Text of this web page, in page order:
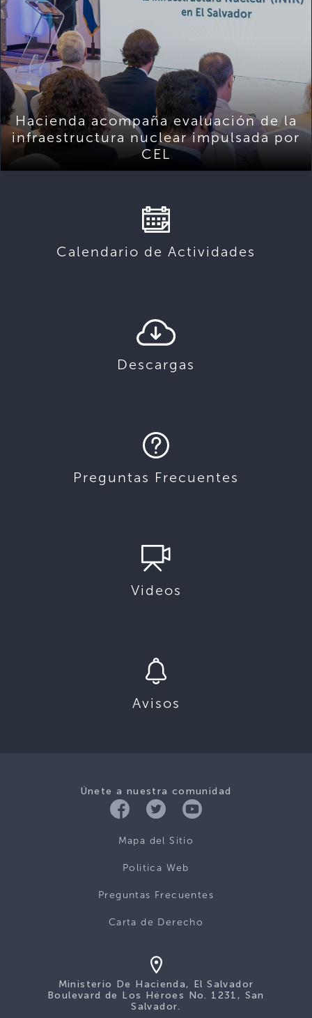
Hacienda acompaña evaluación de la
infraestructura nuclear impulsada por
CEL
Calendario de Actividades
Descargas
Preguntas Frecuentes
Videos
Avisos
Únete a nuestra comunidad
Mapa del Sitio
Politica Web
Preguntas Frecuentes
Carta de Derecho
Ministerio De Hacienda, El Salvador
Boulevard de Los Héroes No. 1231, San
Salvador.